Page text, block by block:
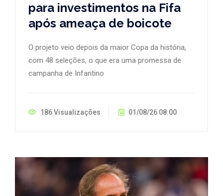
para investimentos na Fifa
após ameaça de boicote
O projeto veio depois da maior Copa da história,
com 48 seleções, o que era uma promessa de
campanha de Infantino
186 Visualizações 01/08/26 08:00